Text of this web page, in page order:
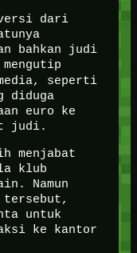
dari
bahkan judi
seperti
diduga
euro ke
judi.
menjabat
klub
Namun
tersebut,
untuk
ke kantor